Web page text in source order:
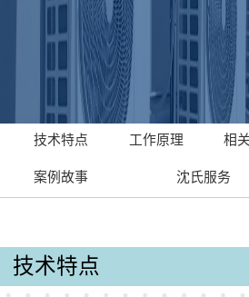
技术特点 工作原理 相
案例故事 沈氏服务
技术特点